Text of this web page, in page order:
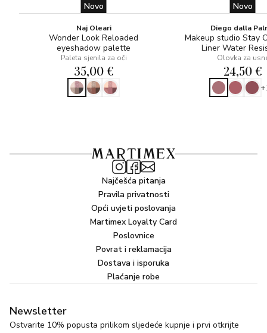
Novo
Naj Oleari
Wonder Look Reloaded
eyeshadow palette
Paleta sjenila za oči
35,00 €
Novo
Diego dalla
Makeup studio Stay
Liner Water
Olovka za
24,50 €
Najčešća pitanja
Pravila privatnosti
Opći uvjeti poslovanja
Martimex Loyalty Card
Poslovnice
Povrat i reklamacija
Dostava i isporuka
Plaćanje robe
Newsletter
Ostvarite 10% popusta prilikom sljedeće kupnje i prvi otkrijte